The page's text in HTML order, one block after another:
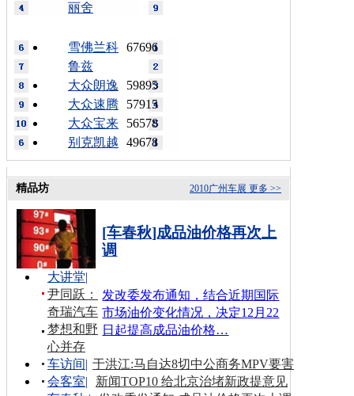
丽舍
67696
雪佛兰科
鲁兹
59895
大众朗逸
57915
大众速腾
56578
大众宝来
49678
别克凯越
更多 >>
2010广州车展
精品坊
[车春秋]成品油价格再次上
调
发改委发布通知，结合近期国际
市场油价变化情况，决定12月22
日起提高成品油价格…
大讲堂|
尹同跃：
奇瑞汽车
梦想和野
心并存
车访间| 于洪江:马自达8切中公商务MPV要害
会客室|
新闻TOP10 给北京治堵新政提意见